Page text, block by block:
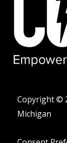
t
e
r
Copyright ©
Michigan